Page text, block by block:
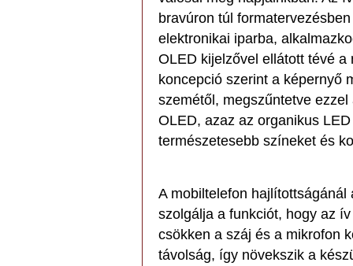
bravúron túl
elektronikai iparba,
OLED kijelzővel ellátott tévé
koncepció szerint a képernyő
szemétől, megszűntetve
OLED, azaz az organikus
természetesebb színeket és
A mobiltelefon hajlítottságánál
szolgálja a funkciót, hogy az
csökken a száj és a mikrofon
távolság, így növekszik a